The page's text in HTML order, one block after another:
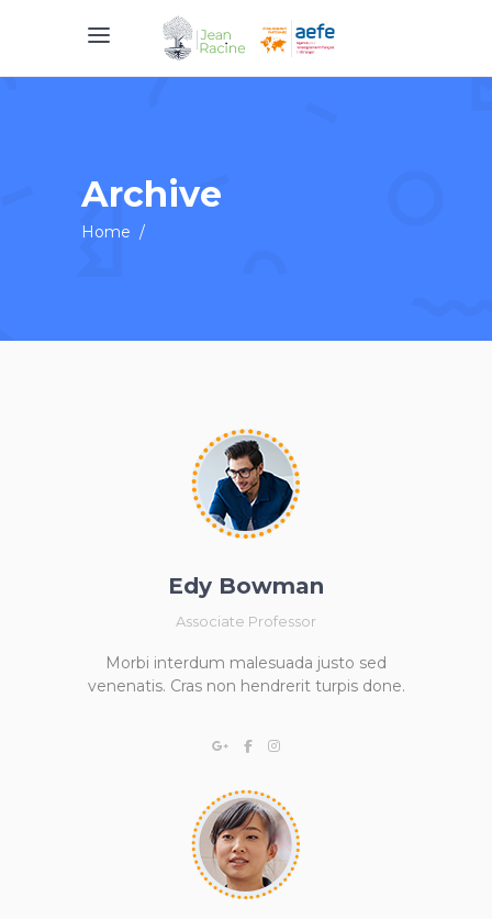
Archive
Home /
Edy Bowman
Associate Professor
Morbi interdum malesuada justo sed
venenatis. Cras non hendrerit turpis done.